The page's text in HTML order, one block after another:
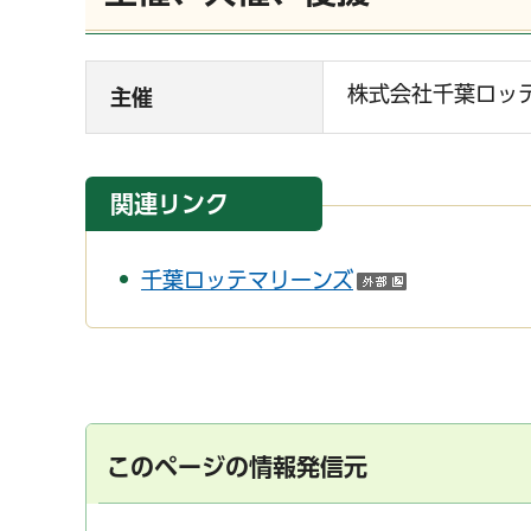
主催 株式会社千葉ロッ
関連リンク
千葉ロッテマリーンズ
このページの情報発信元